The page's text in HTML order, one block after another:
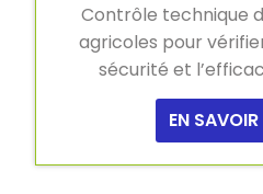
Contrôle technique
agricoles pour
sécurité et
EN